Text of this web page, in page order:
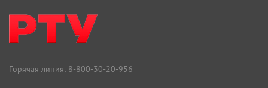
Горячая линия: 8-800-30-20-956